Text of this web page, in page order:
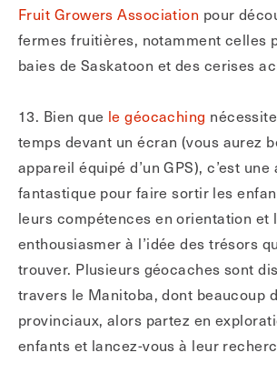
Fruit Growers Association pour
fermes fruitières, notamment celles
baies de Saskatoon et des cerises
13. Bien que le géocaching
temps devant un écran (vous aurez
appareil équipé d’un GPS), c’est
fantastique pour faire sortir les
leurs compétences en orientation et
enthousiasmer à l’idée des trésors
trouver. Plusieurs géocaches sont
travers le Manitoba, dont beaucoup
provinciaux, alors partez en
enfants et lancez-vous à leur